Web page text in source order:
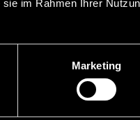
im Rahmen Ihrer
Marketing